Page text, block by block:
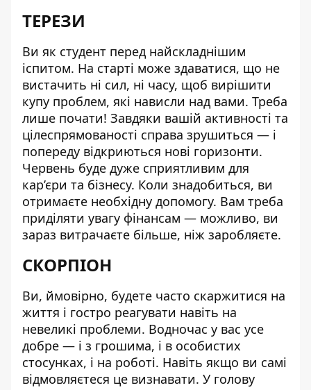
ТЕРЕЗИ
Ви як студент перед найскладнішим
іспитом. На старті може здаватися, що не
вистачить ні сил, ні часу, щоб вирішити
купу проблем, які нависли над вами. Треба
лише почати! Завдяки вашій активності та
цілеспрямованості справа зрушиться — і
попереду відкриються нові горизонти.
Червень буде дуже сприятливим для
кар’єри та бізнесу. Коли знадобиться, ви
отримаєте необхідну допомогу. Вам треба
приділяти увагу фінансам — можливо, ви
зараз витрачаєте більше, ніж заробляєте.
СКОРПІОН
Ви, ймовірно, будете часто скаржитися на
життя і гостро реагувати навіть на
невеликі проблеми. Водночас у вас усе
добре — і з грошима, і в особистих
стосунках, і на роботі. Навіть якщо ви самі
відмовляєтеся це визнавати. У голову